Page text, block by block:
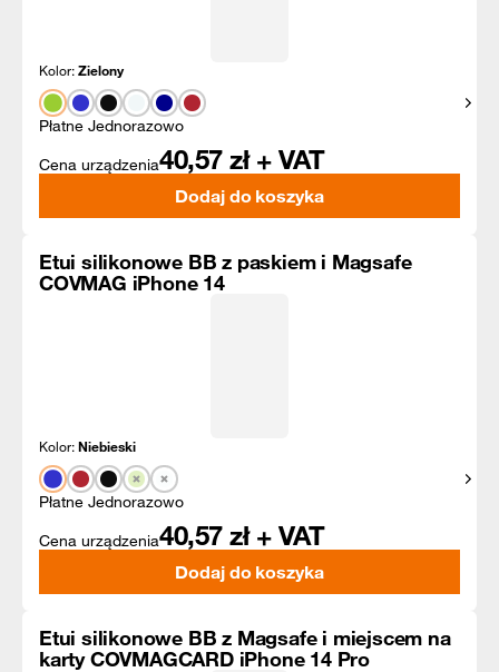
Kolor:Zielony
Płatne Jednorazowo
Cena urządzenia40,57 zł + VAT
Dodaj do koszyka
Etui silikonowe BB z paskiem i Magsafe
COVMAG iPhone 14
Kolor:Niebieski
Płatne Jednorazowo
Cena urządzenia40,57 zł + VAT
Dodaj do koszyka
Etui silikonowe BB z Magsafe i miejscem na
karty COVMAGCARD iPhone 14 Pro